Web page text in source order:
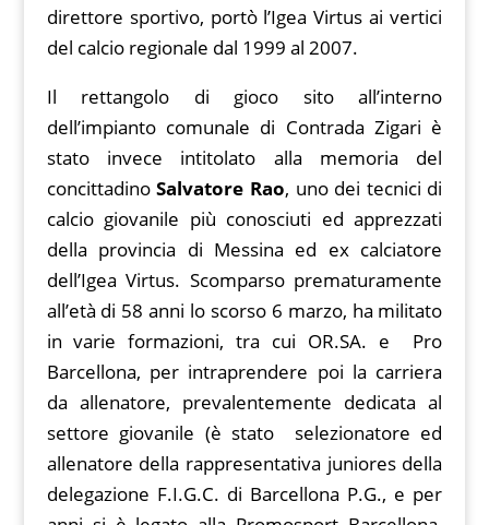
direttore sportivo, portò l’Igea Virtus ai vertici
del calcio regionale dal 1999 al 2007.
Il rettangolo di gioco sito all’interno
dell’impianto comunale di Contrada Zigari è
stato invece intitolato alla memoria del
concittadinoSalvatore Rao, uno dei tecnici di
calcio giovanile più conosciuti ed apprezzati
della provincia di Messina ed ex calciatore
dell’Igea Virtus. Scomparso prematuramente
all’età di 58 anni lo scorso 6 marzo, ha militato
in varie formazioni, tra cui OR.SA. e Pro
Barcellona, per intraprendere poi la carriera
da allenatore, prevalentemente dedicata al
settore giovanile (è stato selezionatore ed
allenatore della rappresentativa juniores della
delegazione F.I.G.C. di Barcellona P.G., e per